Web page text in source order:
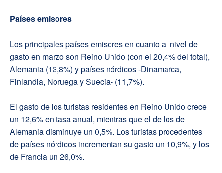
Países emisores
Los principales países emisores en cuanto al nivel de
gasto en marzo son Reino Unido (con el 20,4% del total),
Alemania (13,8%) y países nórdicos -Dinamarca,
Finlandia, Noruega y Suecia- (11,7%).
El gasto de los turistas residentes en Reino Unido crece
un 12,6% en tasa anual, mientras que el de los de
Alemania disminuye un 0,5%. Los turistas procedentes
de países nórdicos incrementan su gasto un 10,9%, y los
de Francia un 26,0%.